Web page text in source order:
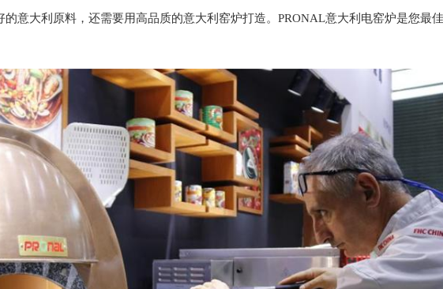
意大利原料，还需要用高品质的意大利窑炉打造。PRONAL意大利电窑炉是您最